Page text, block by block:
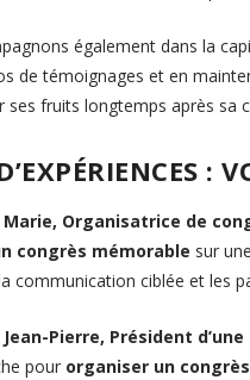
également dans la
de témoignages et en
ses fruits longtemps après sa
:
Organisatrice de
congrès mémorable sur
communication ciblée et les
Pierre, Président
pour organiser un